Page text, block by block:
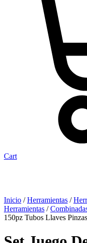
Cart
Inicio /Herramientas /
Herramientas /
150pz Tubos Llaves Pinzas